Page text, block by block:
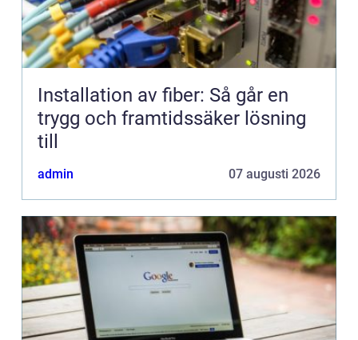
Installation av fiber: Så går en
trygg och framtidssäker lösning
till
admin 07 augusti 2026